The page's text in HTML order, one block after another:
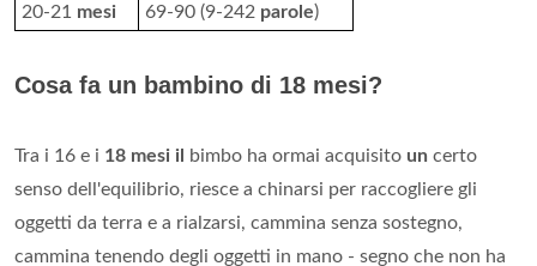
20-21 mesi 69-90 (9-242 parole)
Cosa fa un bambino di 18 mesi?
Tra i 16 e i 18 mesi il bimbo ha ormai acquisito un certo
senso dell'equilibrio, riesce a chinarsi per raccogliere gli
oggetti da terra e a rialzarsi, cammina senza sostegno,
cammina tenendo degli oggetti in mano - segno che non ha